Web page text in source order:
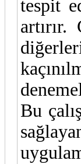
tespit
Bu